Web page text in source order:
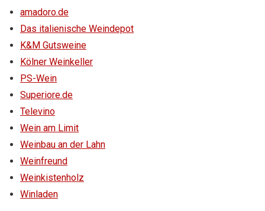
amadoro.de
Das italienische Weindepot
K&M Gutsweine
Kölner Weinkeller
PS-Wein
Superiore.de
Televino
Wein am Limit
Weinbau an der Lahn
Weinfreund
Weinkistenholz
Winladen